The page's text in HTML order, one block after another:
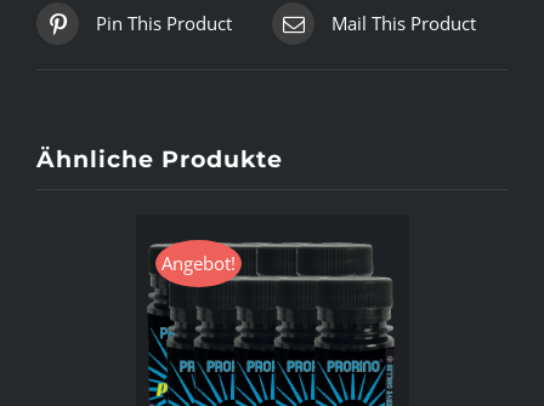
Pin This Product Mail This Product
Ähnliche Produkte
Angebot!